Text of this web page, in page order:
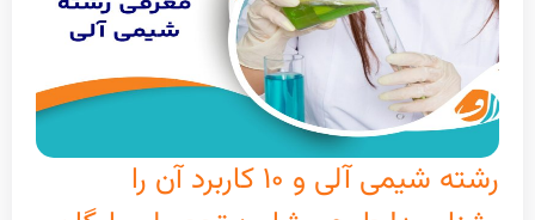
رشته شیمی آلی و ۱۰ کاربرد آن را